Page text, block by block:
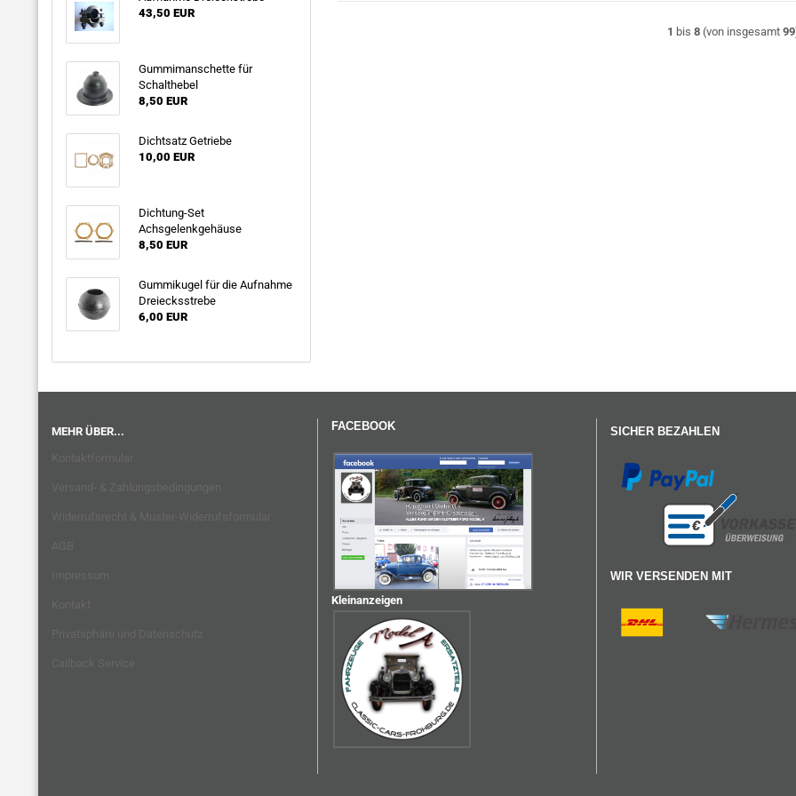
1 bis 8 (von insgesamt 99
43,50 EUR
Gummimanschette für
Schalthebel
8,50 EUR
Dichtsatz Getriebe
10,00 EUR
Dichtung-Set
Achsgelenkgehäuse
8,50 EUR
Gummikugel für die Aufnahme
Dreiecksstrebe
6,00 EUR
MEHR ÜBER...
FACEBOOK
Kleinanzeigen
SICHER BEZAHLEN
WIR VERSENDEN MIT